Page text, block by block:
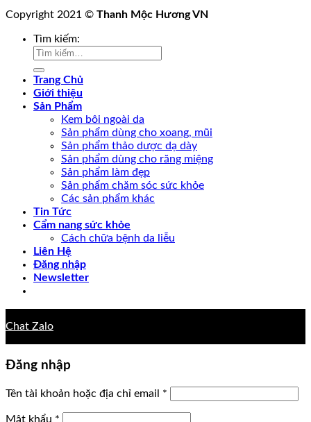
Copyright 2021 © Thanh Mộc Hương VN
Tìm kiếm:
Trang Chủ
Giới thiệu
Sản Phẩm
Kem bôi ngoài da
Sản phẩm dùng cho xoang, mũi
Sản phẩm thảo dược dạ dày
Sản phẩm dùng cho răng miệng
Sản phẩm làm đẹp
Sản phẩm chăm sóc sức khỏe
Các sản phẩm khác
Tin Tức
Cẩm nang sức khỏe
Cách chữa bệnh da liễu
Liên Hệ
Đăng nhập
Newsletter
Chat Zalo
Đăng nhập
Tên tài khoản hoặc địa chỉ email *
Mật khẩu *